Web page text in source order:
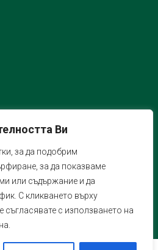
Ви
за да подобрим
за да показваме
или съдържание и да
С кликването върху
съгласявате с използването на